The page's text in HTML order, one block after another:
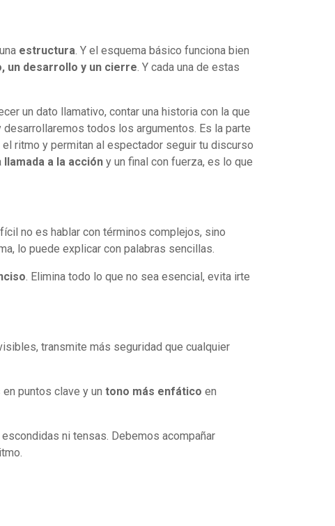
estructura. Y el esquema básico funciona bien
un desarrollo y un cierre. Y cada una de estas
un dato llamativo, contar una historia con la que
desarrollaremos todos los argumentos. Es la parte
ritmo y permitan al espectador seguir tu discurso
llamada a la acción y un final con fuerza, es lo que
no es hablar con términos complejos, sino
lo puede explicar con palabras sencillas.
. Elimina todo lo que no sea esencial, evita irte
transmite más seguridad que cualquier
en puntos clave y un tono más enfático en
ni tensas. Debemos acompañar